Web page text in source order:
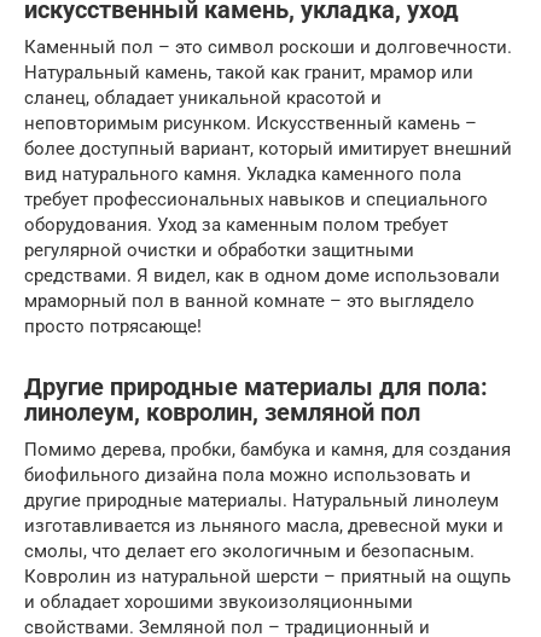
искусственный камень, укладка, уход
Каменный пол – это символ роскоши и долговечности.
Натуральный камень, такой как гранит, мрамор или
сланец, обладает уникальной красотой и
неповторимым рисунком. Искусственный камень –
более доступный вариант, который имитирует внешний
вид натурального камня. Укладка каменного пола
требует профессиональных навыков и специального
оборудования. Уход за каменным полом требует
регулярной очистки и обработки защитными
средствами. Я видел, как в одном доме использовали
мраморный пол в ванной комнате – это выглядело
просто потрясающе!
Другие природные материалы для пола:
линолеум, ковролин, земляной пол
Помимо дерева, пробки, бамбука и камня, для создания
биофильного дизайна пола можно использовать и
другие природные материалы. Натуральный линолеум
изготавливается из льняного масла, древесной муки и
смолы, что делает его экологичным и безопасным.
Ковролин из натуральной шерсти – приятный на ощупь
и обладает хорошими звукоизоляционными
свойствами. Земляной пол – традиционный и